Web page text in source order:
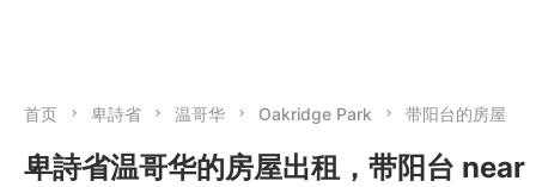
首页 卑詩省 温哥华 Oakridge Park 带阳台的房屋
卑詩省温哥华的房屋出租，带阳台 near